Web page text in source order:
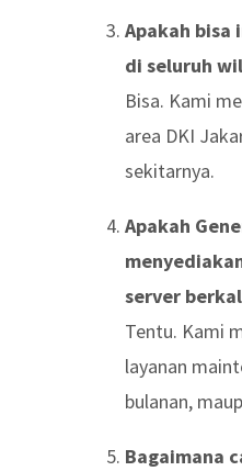
Apakah bisa
di seluruh
Bisa. Kami
area DKI
sekitarnya.
Apakah
server
Tentu. Kami
layanan
bulanan,
Bagaimana